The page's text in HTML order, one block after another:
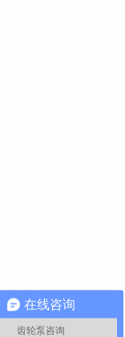
在线咨询
齿轮泵咨询